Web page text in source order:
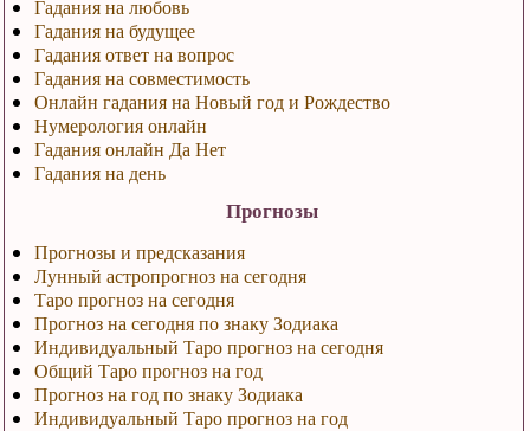
Гадания на любовь
Гадания на будущее
Гадания ответ на вопрос
Гадания на совместимость
Онлайн гадания на Новый год и Рождество
Нумерология онлайн
Гадания онлайн Да Нет
Гадания на день
Прогнозы
Прогнозы и предсказания
Лунный астропрогноз на сегодня
Таро прогноз на сегодня
Прогноз на сегодня по знаку Зодиака
Индивидуальный Таро прогноз на сегодня
Общий Таро прогноз на год
Прогноз на год по знаку Зодиака
Индивидуальный Таро прогноз на год